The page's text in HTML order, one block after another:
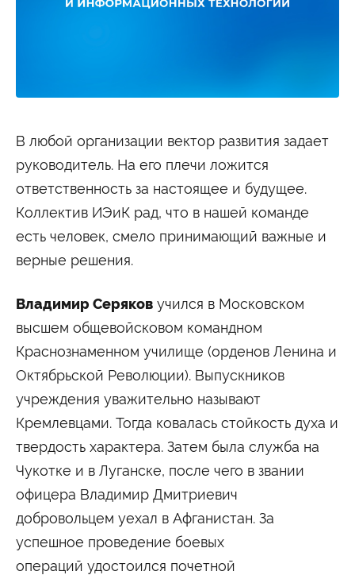
Новости и Объявления
Второе высшее
Формы обучения
Очная форма обучения
Заочная форма обучения
Мероприятия
Дни открытых дверей
Выездные студенческие мероприятия
Университетские субботы
Администрация
+7 (495) 795-00-11 +7 (495) 795-00-10
Подписаться на нас
 
Министерство науки и высшего образования
Российской Федерации
В любой организации вектор развития задает
руководитель. На его плечи ложится
ответственность за настоящее и будущее.
Коллектив ИЭиК рад, что в нашей команде
есть человек, смело принимающий важные и
верные решения.
Владимир Серяков учился в Московском
высшем общевойсковом командном
Краснознаменном училище (орденов Ленина и
Октябрьской Революции). Выпускников
учреждения уважительно называют
Кремлевцами. Тогда ковалась стойкость духа и
твердость характера. Затем была служба на
Чукотке и в Луганске, после чего в звании
офицера Владимир Дмитриевич
добровольцем уехал в Афганистан. За
успешное проведение боевых
операций удостоился почетной